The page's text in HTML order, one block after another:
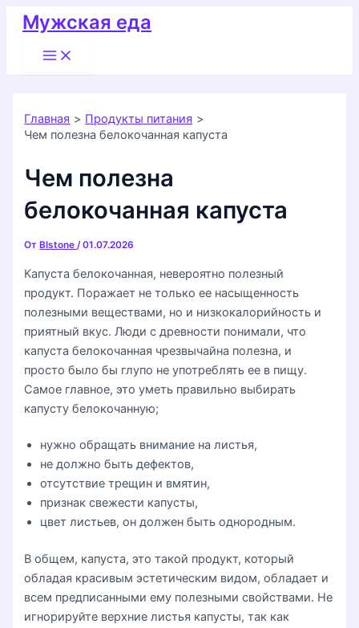
Перейти
содержимому
Мужская еда
Main
Menu
Главная
Продукты питания
Чем полезна белокочанная капуста
Чем полезна
белокочанная капуста
От Blstone/01.07.2026
Капуста белокочанная, невероятно полезный
продукт. Поражает не только ее насыщенность
полезными веществами, но и низкокалорийность и
приятный вкус. Люди с древности понимали, что
капуста белокочанная чрезвычайна полезна, и
просто было бы глупо не употреблять ее в пищу.
Самое главное, это уметь правильно выбирать
капусту белокочанную;
нужно обращать внимание на листья,
не должно быть дефектов,
отсутствие трещин и вмятин,
признак свежести капусты,
цвет листьев, он должен быть однородным.
В общем, капуста, это такой продукт, который
обладая красивым эстетическим видом, обладает и
всем предписанными ему полезными свойствами. Не
игнорируйте верхние листья капусты, так как